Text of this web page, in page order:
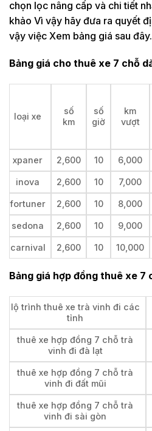
chọn lọc nâng cấp và chi tiết
khảo Vì vậy hãy đưa ra quyết
vậy việc Xem bảng giá sau đây.
Bảng giá cho thuê xe 7 chỗ
loại xe
số
km
số
giờ
km
vượt
xpaner 2,600 10 6,000
inova 2,600 10 7,000
fortuner 2,600 10 8,000
sedona 2,600 10 9,000
carnival 2,600 10 10,000
Bảng giá hợp đồng thuê xe 7
lộ trình thuê xe trà vinh đi các
tỉnh
thuê xe hợp đồng 7 chỗ trà
vinh đi đà lạt
thuê xe hợp đồng 7 chỗ trà
vinh đi đất mũi
thuê xe hợp đồng 7 chỗ trà
vinh đi sài gòn